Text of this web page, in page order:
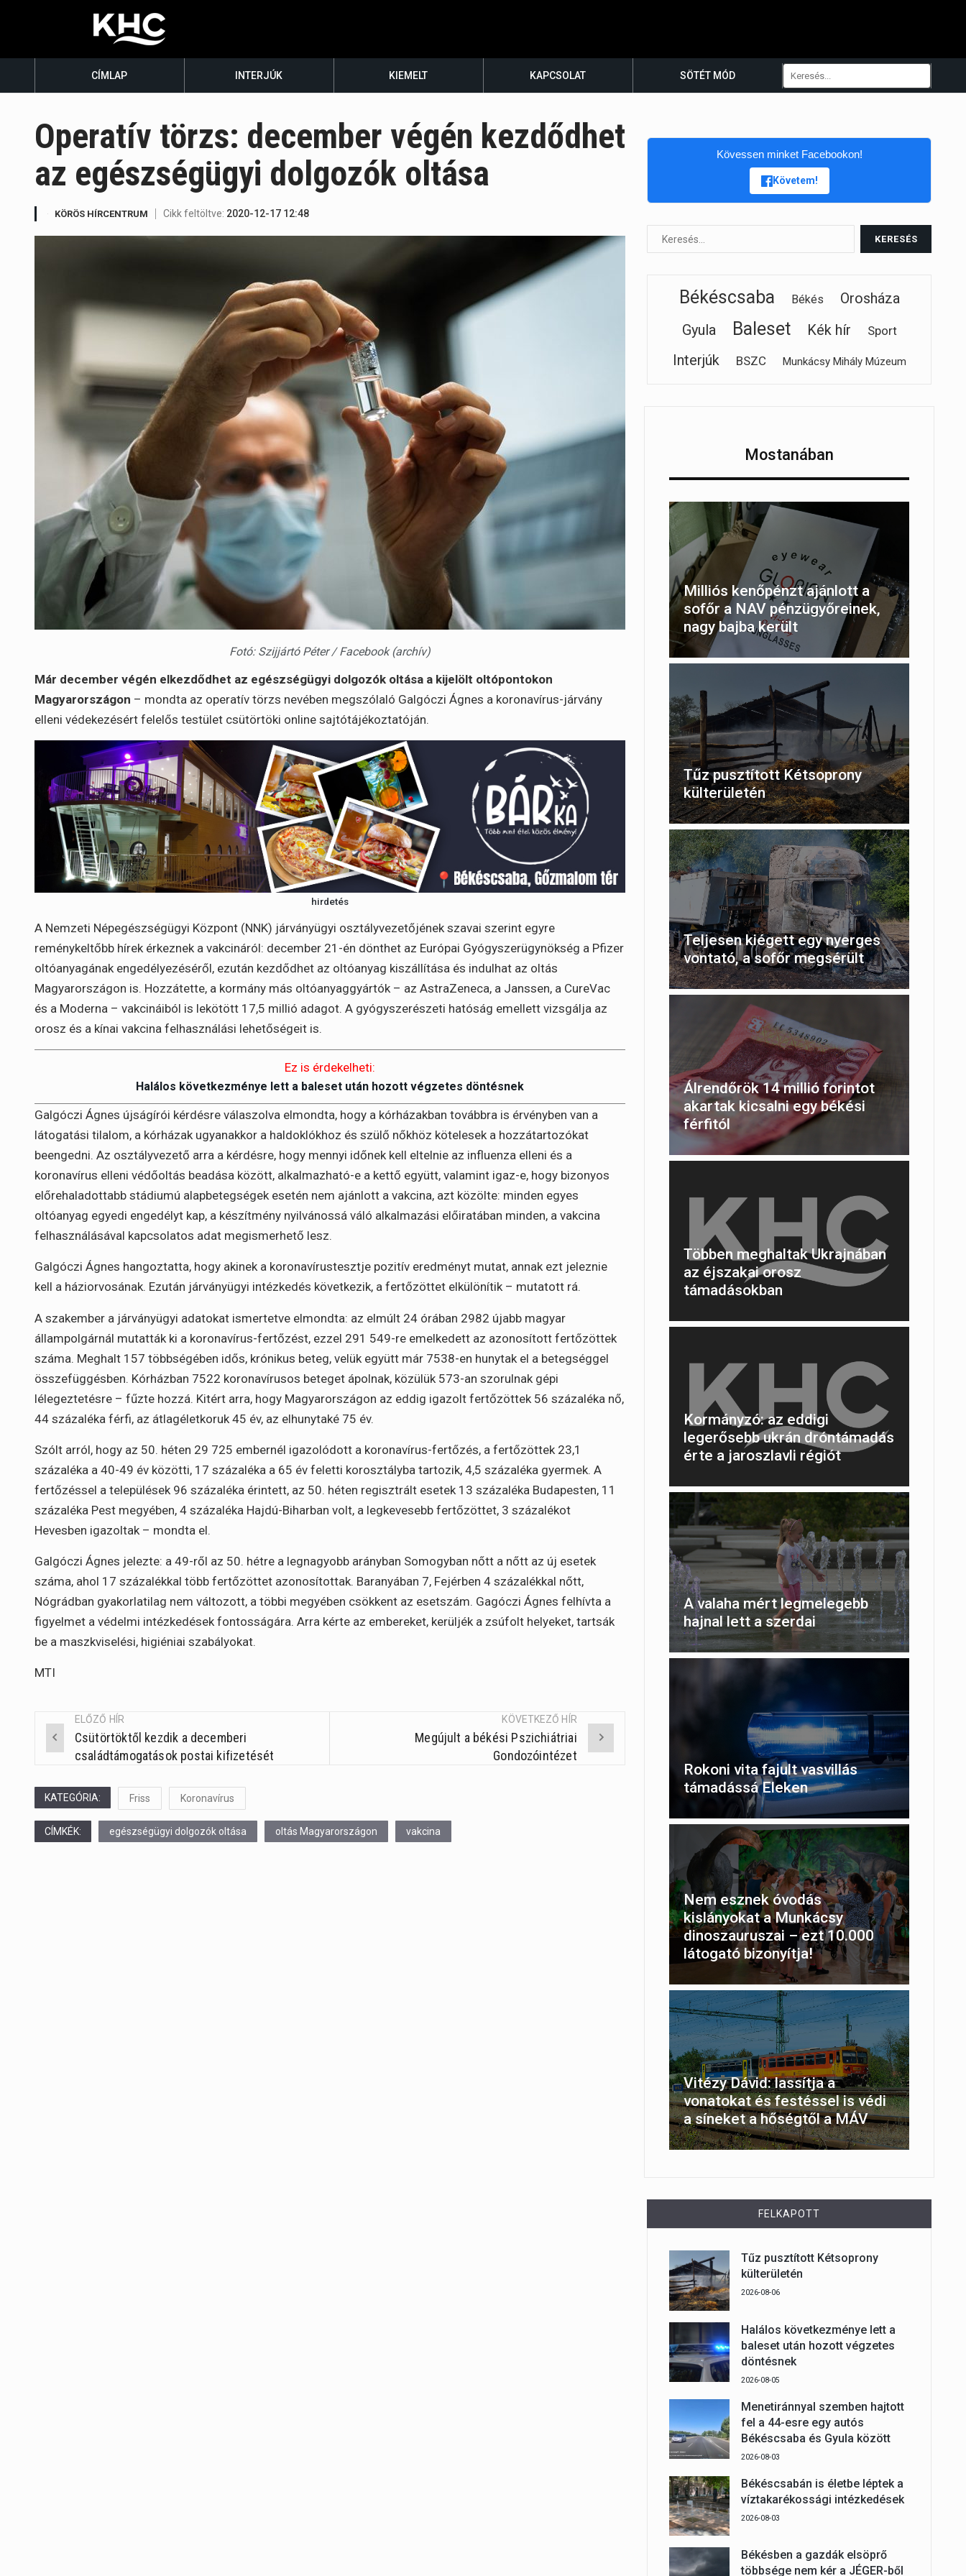
CÍMLAP INTERJÚK KIEMELT KAPCSOLAT SÖTÉT MÓD
Operatív törzs: december végén kezdődhet
az egészségügyi dolgozók oltása
KÖRÖS HÍRCENTRUM Cikk feltöltve: 2020-12-17 12:48
Fotó: Szijjártó Péter / Facebook (archív)
Már december végén elkezdődhet az egészségügyi dolgozók oltása a kijelölt oltópontokon
Magyarországon – mondta az operatív törzs nevében megszólaló Galgóczi Ágnes a koronavírus-járvány
elleni védekezésért felelős testület csütörtöki online sajtótájékoztatóján.
hirdetés
A Nemzeti Népegészségügyi Központ (NNK) járványügyi osztályvezetőjének szavai szerint egyre
reménykeltőbb hírek érkeznek a vakcináról: december 21-én dönthet az Európai Gyógyszerügynökség a Pfizer
oltóanyagának engedélyezéséről, ezután kezdődhet az oltóanyag kiszállítása és indulhat az oltás
Magyarországon is. Hozzátette, a kormány más oltóanyaggyártók – az AstraZeneca, a Janssen, a CureVac
és a Moderna – vakcináiból is lekötött 17,5 millió adagot. A gyógyszerészeti hatóság emellett vizsgálja az
orosz és a kínai vakcina felhasználási lehetőségeit is.
Ez is érdekelheti:
Halálos következménye lett a baleset után hozott végzetes döntésnek
Galgóczi Ágnes újságírói kérdésre válaszolva elmondta, hogy a kórházakban továbbra is érvényben van a
látogatási tilalom, a kórházak ugyanakkor a haldoklókhoz és szülő nőkhöz kötelesek a hozzátartozókat
beengedni. Az osztályvezető arra a kérdésre, hogy mennyi időnek kell eltelnie az influenza elleni és a
koronavírus elleni védőoltás beadása között, alkalmazható-e a kettő együtt, valamint igaz-e, hogy bizonyos
előrehaladottabb stádiumú alapbetegségek esetén nem ajánlott a vakcina, azt közölte: minden egyes
oltóanyag egyedi engedélyt kap, a készítmény nyilvánossá váló alkalmazási előiratában minden, a vakcina
felhasználásával kapcsolatos adat megismerhető lesz.
Galgóczi Ágnes hangoztatta, hogy akinek a koronavírustesztje pozitív eredményt mutat, annak ezt jeleznie
kell a háziorvosának. Ezután járványügyi intézkedés következik, a fertőzöttet elkülönítik – mutatott rá.
A szakember a járványügyi adatokat ismertetve elmondta: az elmúlt 24 órában 2982 újabb magyar
állampolgárnál mutatták ki a koronavírus-fertőzést, ezzel 291 549-re emelkedett az azonosított fertőzöttek
száma. Meghalt 157 többségében idős, krónikus beteg, velük együtt már 7538-en hunytak el a betegséggel
összefüggésben. Kórházban 7522 koronavírusos beteget ápolnak, közülük 573-an szorulnak gépi
lélegeztetésre – fűzte hozzá. Kitért arra, hogy Magyarországon az eddig igazolt fertőzöttek 56 százaléka nő,
44 százaléka férfi, az átlagéletkoruk 45 év, az elhunytaké 75 év.
Szólt arról, hogy az 50. héten 29 725 embernél igazolódott a koronavírus-fertőzés, a fertőzöttek 23,1
százaléka a 40-49 év közötti, 17 százaléka a 65 év feletti korosztályba tartozik, 4,5 százaléka gyermek. A
fertőzéssel a települések 96 százaléka érintett, az 50. héten regisztrált esetek 13 százaléka Budapesten, 11
százaléka Pest megyében, 4 százaléka Hajdú-Biharban volt, a legkevesebb fertőzöttet, 3 százalékot
Hevesben igazoltak – mondta el.
Galgóczi Ágnes jelezte: a 49-ről az 50. hétre a legnagyobb arányban Somogyban nőtt a nőtt az új esetek
száma, ahol 17 százalékkal több fertőzöttet azonosítottak. Baranyában 7, Fejérben 4 százalékkal nőtt,
Nógrádban gyakorlatilag nem változott, a többi megyében csökkent az esetszám. Gagóczi Ágnes felhívta a
figyelmet a védelmi intézkedések fontosságára. Arra kérte az embereket, kerüljék a zsúfolt helyeket, tartsák
be a maszkviselési, higiéniai szabályokat.
MTI
Post
ELŐZŐ HÍR
Csütörtöktől kezdik a decemberi
családtámogatások postai kifizetését
KÖVETKEZŐ HÍR
Megújult a békési Pszichiátriai
Gondozóintézet
KATEGÓRIA: Friss Koronavírus
CÍMKÉK: egészségügyi dolgozók oltása oltás Magyarországon vakcina
Kövessen minket Facebookon!
Követem!
Békéscsaba Békés
Orosháza
Gyula
Baleset Kék hír Sport
Interjúk BSZC Munkácsy Mihály Múzeum
Mostanában
Milliós kenőpénzt ajánlott a
sofőr a NAV pénzügyőreinek,
nagy bajba került
Tűz pusztított Kétsoprony
külterületén
Teljesen kiégett egy nyerges
vontató, a sofőr megsérült
Álrendőrök 14 millió forintot
akartak kicsalni egy békési
férfitól
Többen meghaltak Ukrajnában
az éjszakai orosz
támadásokban
Kormányzó: az eddigi
legerősebb ukrán dróntámadás
érte a jaroszlavli régiót
A valaha mért legmelegebb
hajnal lett a szerdai
Rokoni vita fajult vasvillás
támadássá Eleken
Nem esznek óvodás
kislányokat a Munkácsy
dinoszauruszai – ezt 10.000
látogató bizonyítja!
Vitézy Dávid: lassítja a
vonatokat és festéssel is védi
a síneket a hőségtől a MÁV
FELKAPOTT
Tűz pusztított Kétsoprony
külterületén
2026-08-06
Halálos következménye lett a
baleset után hozott végzetes
döntésnek
2026-08-05
Menetiránnyal szemben hajtott
fel a 44-esre egy autós
Békéscsaba és Gyula között
2026-08-03
Békéscsabán is életbe léptek a
víztakarékossági intézkedések
2026-08-03
Békésben a gazdák elsöprő
többsége nem kér a JÉGER-ből